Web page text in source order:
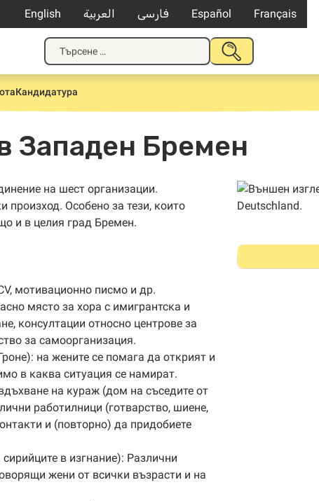
English العربية فارسی Español Français
Търсене
за:
ПОДАВАНЕ
Кандидатура
Западен Бремен
на шест организации.
произход. Особено за тези, които
и в целия град Бремен.
мотивационно писмо и др.
място за хора с имигрантска и
консултации относно центрове за
за самоорганизация.
на жените се помага да открият и
в каква ситуация се намират.
на кураж (дом на съседите от
работилници (готварство, шиене,
и (повторно) да придобиете
в изгнание): Различни
жени от всички възрасти и на